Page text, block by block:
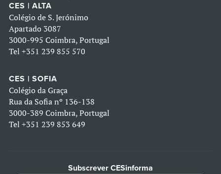
CES | ALTA
Colégio de S. Jerónimo
Apartado 3087
3000-995 Coimbra, Portugal
Tel +351 239 855 570
CES | SOFIA
Colégio da Graça
Rua da Sofia nº 136-138
3000-389 Coimbra, Portugal
Tel +351 239 853 649
Subscrever CESinforma